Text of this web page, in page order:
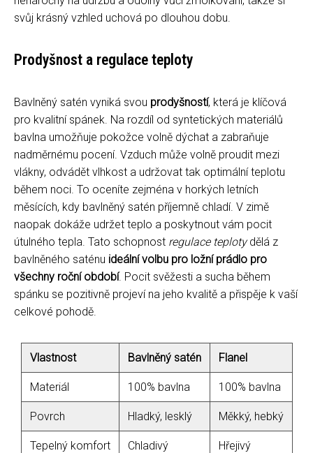
svůj krásný vzhled uchová po dlouhou dobu.
Prodyšnost a regulace teploty
Bavlněný satén vyniká svou prodyšností, která je klíčová
pro kvalitní spánek. Na rozdíl od syntetických materiálů
bavlna umožňuje pokožce volně dýchat a zabraňuje
nadměrnému pocení. Vzduch může volně proudit mezi
vlákny, odvádět vlhkost a udržovat tak optimální teplotu
během noci. To oceníte zejména v horkých letních
měsících, kdy bavlněný satén příjemně chladí. V zimě
naopak dokáže udržet teplo a poskytnout vám pocit
útulného tepla. Tato schopnost regulace teplotydělá z
bavlněného saténu ideální volbu pro ložní prádlo pro
všechny roční období. Pocit svěžesti a sucha během
spánku se pozitivně projeví na jeho kvalitě a přispěje k vaší
celkové pohodě.
Vlastnost Bavlněný satén Flanel
Materiál 100% bavlna 100% bavlna
Povrch Hladký, lesklý Měkký, hebký
Tepelný komfort Chladivý Hřejivý